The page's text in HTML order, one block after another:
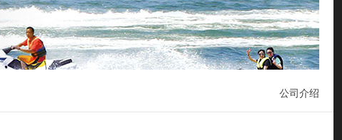
公司介绍